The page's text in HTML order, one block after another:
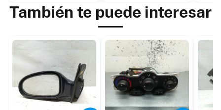
También te puede interesar